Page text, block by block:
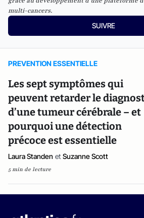
multi-cancers.
SUIVRE
PREVENTION ESSENTIELLE
Les sept symptômes qui
peuvent retarder le
d’une tumeur cérébrale – et
pourquoi une détection
précoce est essentielle
Laura Standen et Suzanne Scott
5 min de lecture